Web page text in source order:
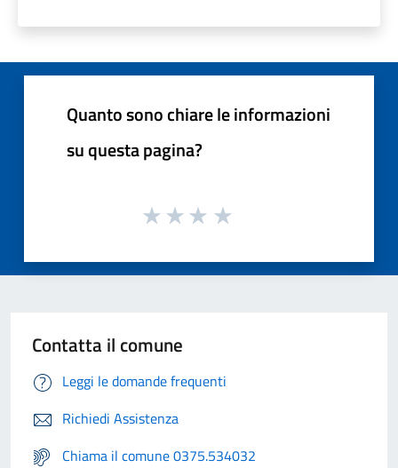
Quanto sono chiare le informazioni
su questa pagina?
Contatta il comune
Leggi le domande frequenti
Richiedi Assistenza
Chiama il comune 0375.534032